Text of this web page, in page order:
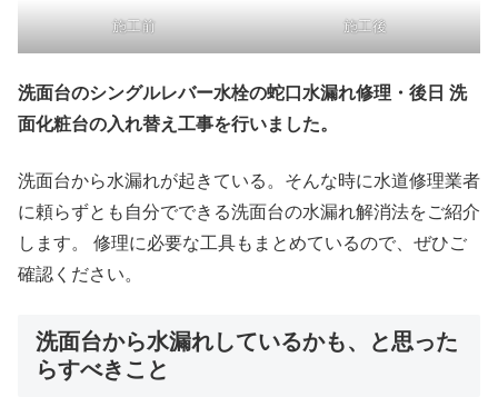
施工前 施工後
洗面台のシングルレバー水栓の蛇口水漏れ修理・後日 洗
面化粧台の入れ替え工事を行いました。
洗面台から水漏れが起きている。そんな時に水道修理業者
に頼らずとも自分でできる洗面台の水漏れ解消法をご紹介
します。 修理に必要な工具もまとめているので、ぜひご
確認ください。
洗面台から水漏れしているかも、と思った
らすべきこと